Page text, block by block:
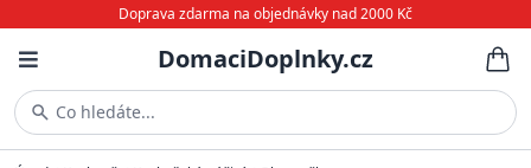
Doprava zdarma na objednávky nad 2000 Kč
DomaciDoplnky.cz
Co hledáte...